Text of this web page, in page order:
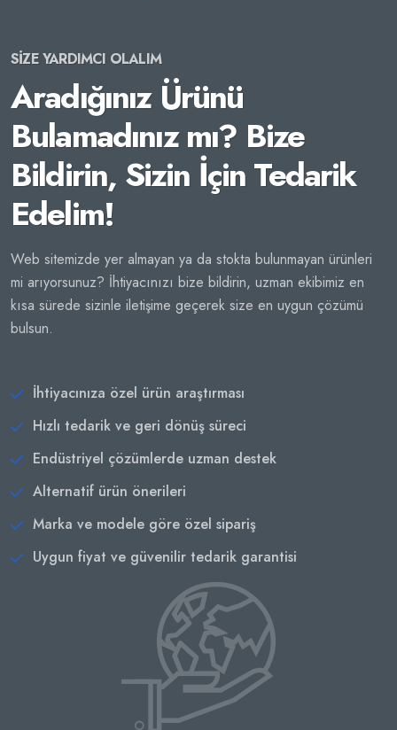
SİZE YARDIMCI OLALIM
Aradığınız Ürünü
Bulamadınız mı? Bize
Bildirin, Sizin İçin Tedarik
Edelim!
Web sitemizde yer almayan ya da stokta bulunmayan ürünleri
mi arıyorsunuz? İhtiyacınızı bize bildirin, uzman ekibimiz en
kısa sürede sizinle iletişime geçerek size en uygun çözümü
bulsun.
İhtiyacınıza özel ürün araştırması
Hızlı tedarik ve geri dönüş süreci
Endüstriyel çözümlerde uzman destek
Alternatif ürün önerileri
Marka ve modele göre özel sipariş
Uygun fiyat ve güvenilir tedarik garantisi